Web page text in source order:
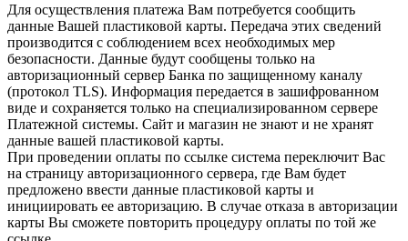
Для осуществления платежа Вам потребуется сообщить
данные Вашей пластиковой карты. Передача этих сведений
производится с соблюдением всех необходимых мер
безопасности. Данные будут сообщены только на
авторизационный сервер Банка по защищенному каналу
(протокол TLS). Информация передается в зашифрованном
виде и сохраняется только на специализированном сервере
Платежной системы. Сайт и магазин не знают и не хранят
данные вашей пластиковой карты.
При проведении оплаты по ссылке система переключит Вас
на страницу авторизационного сервера, где Вам будет
предложено ввести данные пластиковой карты и
инициировать ее авторизацию. В случае отказа в авторизации
карты Вы сможете повторить процедуру оплаты по той же